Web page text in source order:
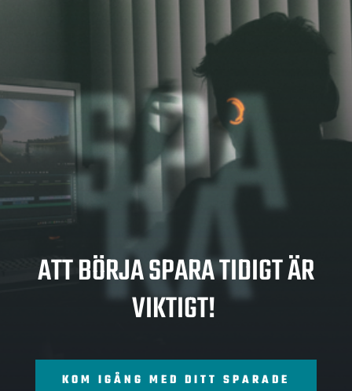
SPA
RA
ATT BÖRJA SPARA TIDIGT ÄR
VIKTIGT!
KOM IGÅNG MED DITT SPARADE